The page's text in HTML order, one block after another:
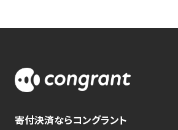
寄付決済ならコングラント